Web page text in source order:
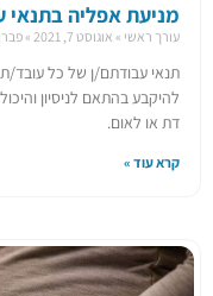
מניעת אפליה בתנאי
עורך ראשי אוגוסט 7, 2021 פברואר
תנאי עבודתם/ן של כל עובד/
להיקבע בהתאם לניסיון
דת או לאום.
קרא עוד »